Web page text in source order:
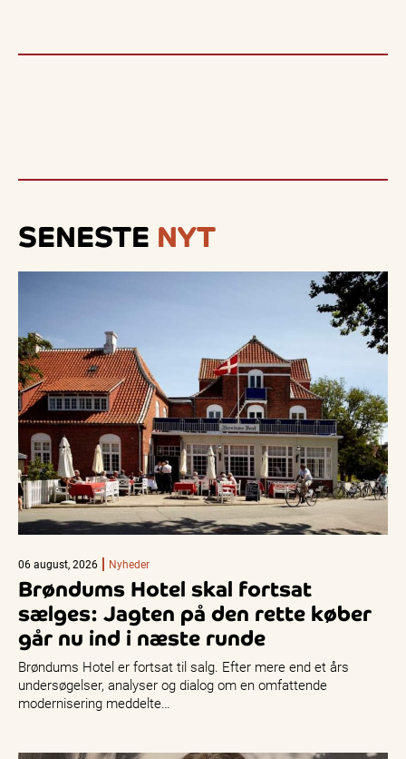
SENESTE NYT
06 august, 2026 Nyheder
Brøndums Hotel skal fortsat
sælges: Jagten på den rette køber
går nu ind i næste runde
Brøndums Hotel er fortsat til salg. Efter mere end et års
undersøgelser, analyser og dialog om en omfattende
modernisering meddelte…